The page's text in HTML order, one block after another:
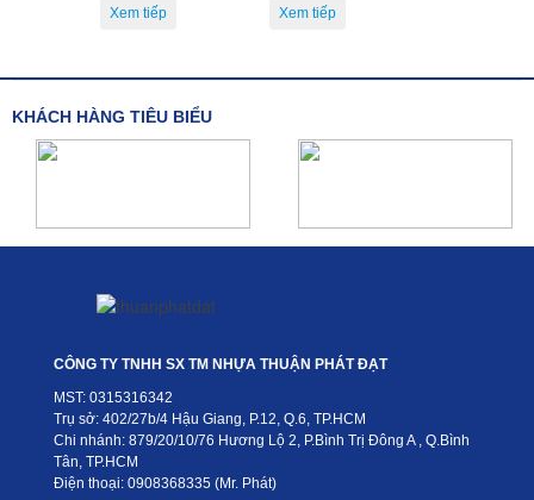
KHÁCH HÀNG TIÊU BIỂU
CÔNG TY TNHH SX TM NHỰA THUẬN PHÁT ĐẠT
MST: 0315316342
Trụ sở: 402/27b/4 Hậu Giang, P.12, Q.6, TP.HCM
Chi nhánh: 879/20/10/76 Hương Lộ 2, P.Bình Trị Đông A , Q.Bình
Tân, TP.HCM
Điện thoại: 0908368335 (Mr. Phát)